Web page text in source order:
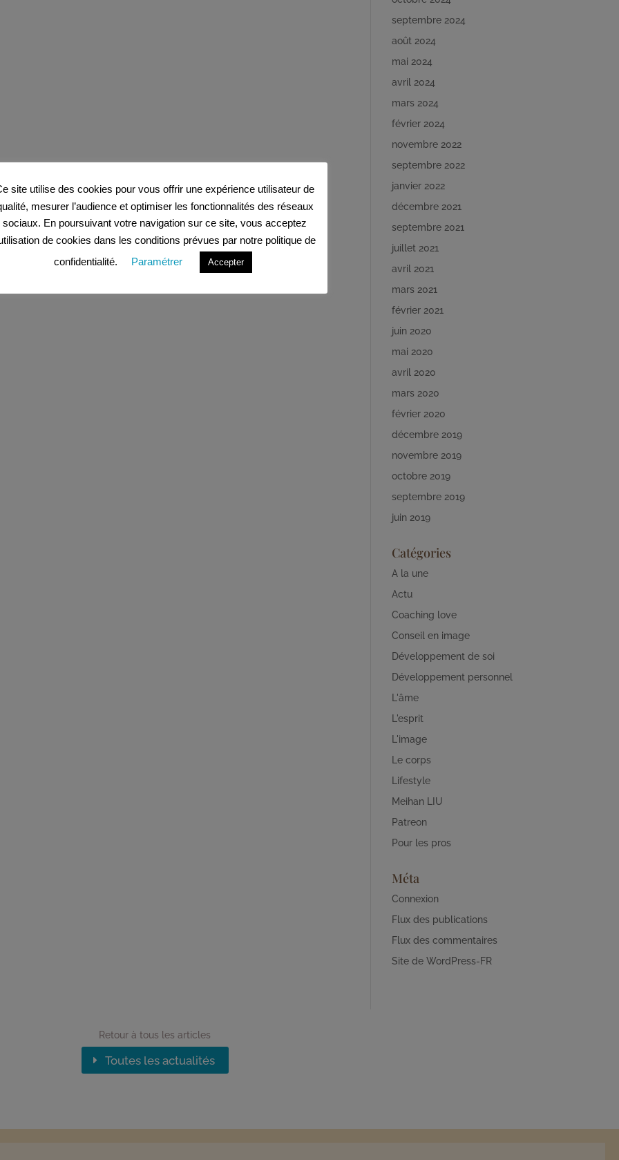
septembre 2024
août 2024
mai 2024
avril 2024
mars 2024
février 2024
novembre 2022
septembre 2022
janvier 2022
décembre 2021
septembre 2021
juillet 2021
avril 2021
mars 2021
février 2021
juin 2020
mai 2020
avril 2020
mars 2020
février 2020
décembre 2019
novembre 2019
octobre 2019
septembre 2019
juin 2019
Catégories
A la une
Actu
Coaching love
Conseil en image
Développement de soi
Développement personnel
L'âme
L'esprit
L'image
Le corps
Lifestyle
Meihan LIU
Patreon
Pour les pros
Méta
Connexion
Flux des publications
Flux des commentaires
Site de WordPress-FR
Retour à tous les articles
Toutes les actualités
site utilise des cookies pour vous offrir une expérience utilisateur de
mesurer l’audience et optimiser les fonctionnalités des réseaux
sociaux. En poursuivant votre navigation sur ce site, vous acceptez
de cookies dans les conditions prévues par notre politique de
confidentialité.
Paramétrer Accepter